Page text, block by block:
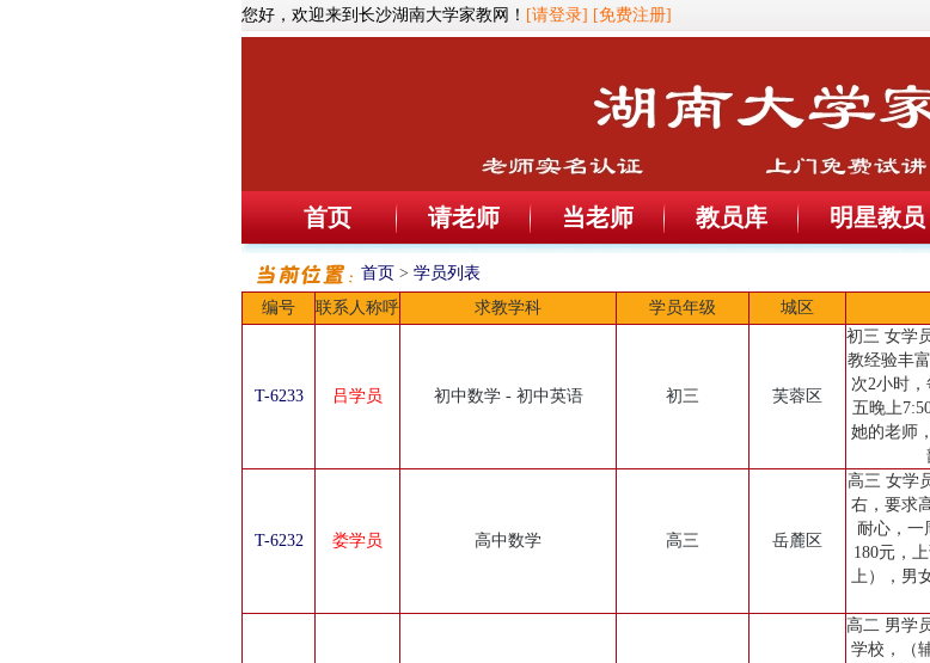
您好，欢迎来到长沙湖南大学家教网！ [请登录] [免费注册]
首页 请老师 当老师 教员库 明星教员
首页 > 学员列表
编号
联系人称呼 求教学科 学员年级 城区
T-6233 吕学员 初中数学 - 初中英语 初三 芙蓉区
初三 女学
教经验丰
次2小时
五晚上
她的老师
T-6232 娄学员 高中数学 高三 岳麓区
高三 女学
右，要求
耐心，一
180元，
上），男
高二 男学
学校，（